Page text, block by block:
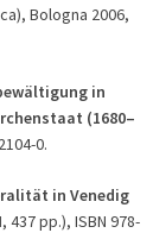
Bologna 2006,
in
(1680–
0.
in Venedig
437 pp.), ISBN 978-